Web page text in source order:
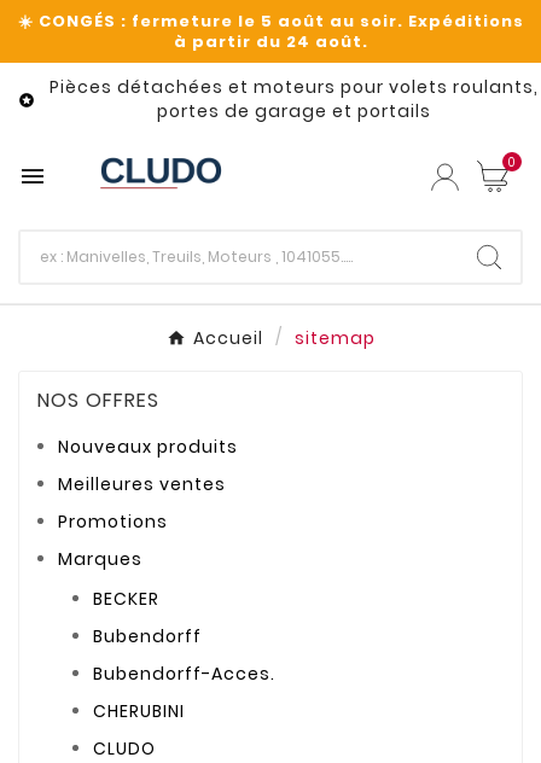

Pièces détachées et moteurs pour volets roulants,
portes de garage et portails
 0
Accueil sitemap
NOS OFFRES
Nouveaux produits
Meilleures ventes
Promotions
Marques
BECKER
Bubendorff
Bubendorff-Acces.
CHERUBINI
CLUDO